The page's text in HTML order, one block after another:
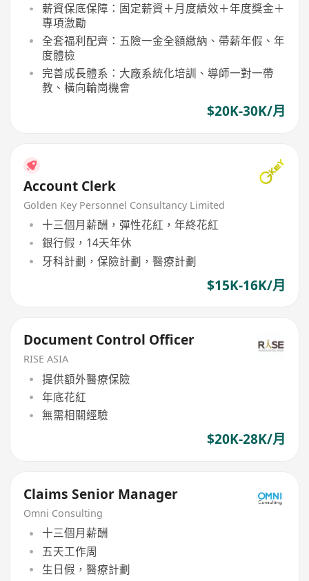
薪資保底保障：固定薪資＋月度績效＋年度獎金＋
專項激勵
全套福利配齊：五險一金全額繳納、帶薪年假、年
度體檢
完善成長體系：大廠系統化培訓、導師一對一帶
教、橫向輪崗機會
$20K-30K/月
Account Clerk
Golden Key Personnel Consultancy Limited
十三個月薪酬，彈性花紅，年終花紅
銀行假，14天年休
牙科計劃，保險計劃，醫療計劃
$15K-16K/月
Document Control Officer
RISE ASIA
提供額外醫療保險
年底花紅
無需相關經驗
$20K-28K/月
Claims Senior Manager
Omni Consulting
十三個月薪酬
五天工作周
生日假，醫療計劃